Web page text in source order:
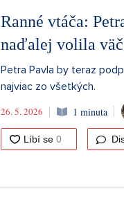
Ranné vtáča:
naďalej volila
Petra Pavla by teraz
najviac zo všetkých.
26. 5. 2026 1 minuta